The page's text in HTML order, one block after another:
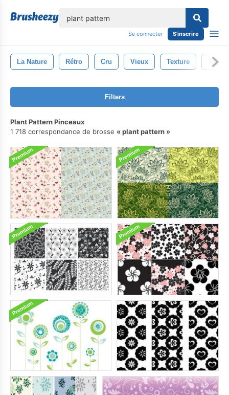
Se connecter S'inscrire
La Nature Rétro Cru Vieux Texture Toile
Filters
Plant Pattern Pinceaux
1 718 correspondance de brosse
plant pattern